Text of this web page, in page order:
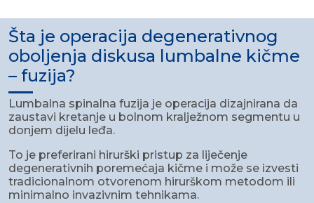
Šta je operacija degenerativnog
oboljenja diskusa lumbalne kičme
– fuzija?
Lumbalna spinalna fuzija je operacija dizajnirana da
zaustavi kretanje u bolnom kralježnom segmentu u
donjem dijelu leđa.
To je preferirani hirurški pristup za liječenje
degenerativnih poremećaja kičme i može se izvesti
tradicionalnom otvorenom hirurškom metodom ili
minimalno invazivnim tehnikama.